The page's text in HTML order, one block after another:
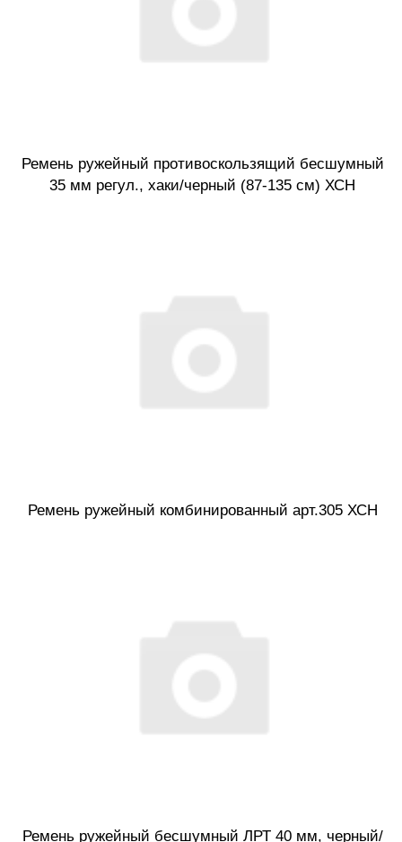
Ремень ружейный противоскользящий бесшумный
35 мм регул., хаки/черный (87-135 см) ХСН
Ремень ружейный комбинированный арт.305 ХСН
Ремень ружейный бесшумный ЛРТ 40 мм, черный/